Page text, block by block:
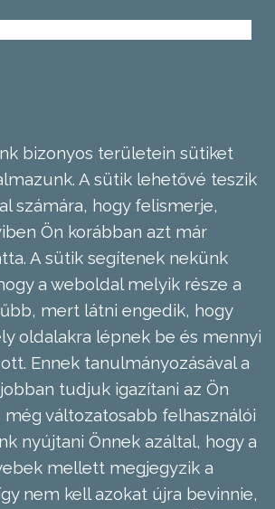
bizonyos területein sütiket
A sütik lehetővé teszik
számára, hogy felismerje,
Ön korábban azt már
A sütik segítenek nekünk
a weboldal melyik része a
mert látni engedik, hogy
oldalakra lépnek be és mennyi
Ennek tanulmányozásával a
tudjuk igazítani az Ön
még változatosabb felhasználói
nyújtani Önnek azáltal, hogy a
mellett megjegyzik a
nem kell azokat újra bevinnie,